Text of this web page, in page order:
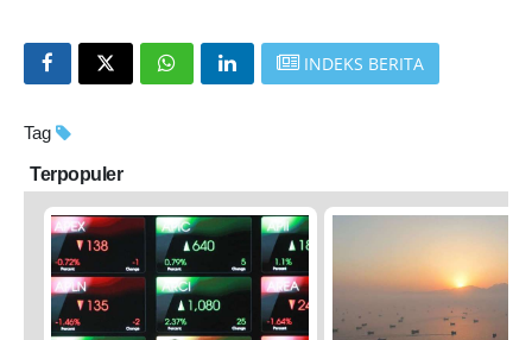
INDEKS BERITA
Tag
Terpopuler